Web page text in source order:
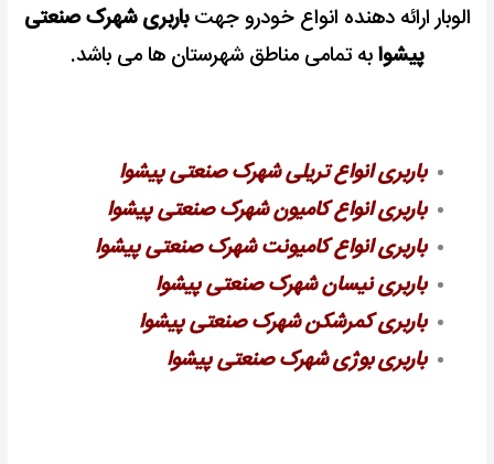
الوبار ارائه دهنده انواع خودرو جهتباربری شهرک صنعتی
پیشوابه تمامی مناطق شهرستان ها می باشد.
باربری انواع تریلی شهرک صنعتی پیشوا
باربری انواع کامیون شهرک صنعتی پیشوا
باربری انواع کامیونت شهرک صنعتی پیشوا
باربری نیسان شهرک صنعتی پیشوا
باربری کمرشکن شهرک صنعتی پیشوا
باربری بوژی شهرک صنعتی پیشوا